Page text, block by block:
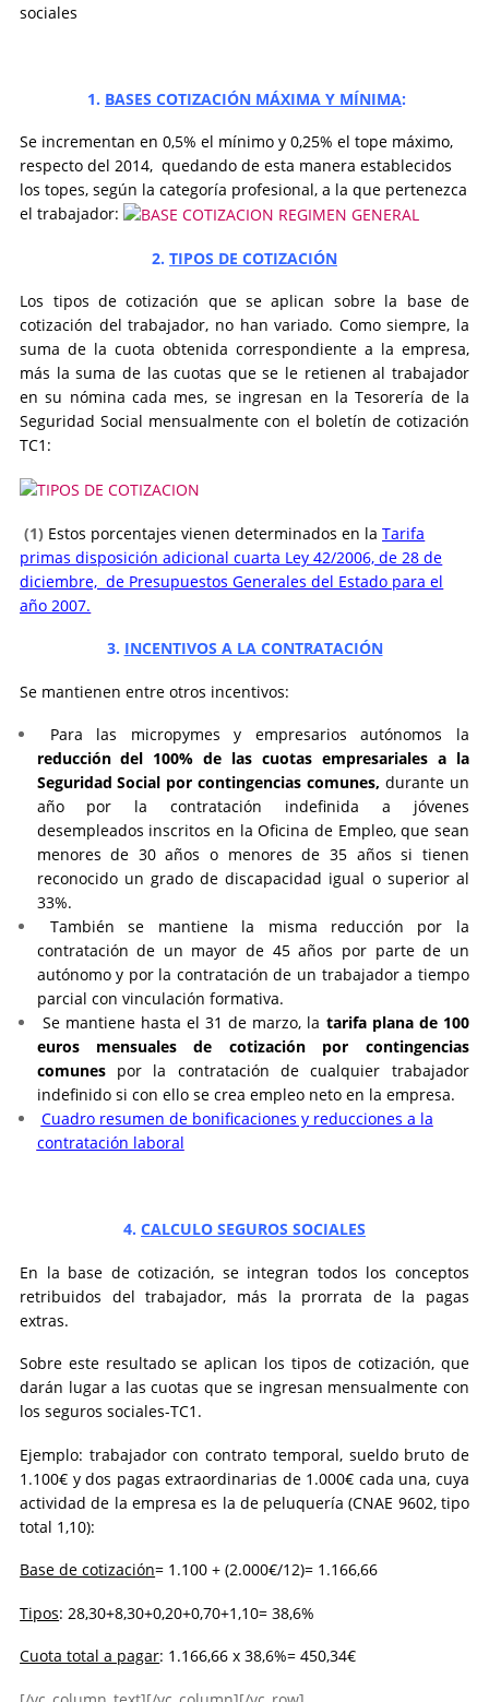
sociales
1. BASES COTIZACIÓN MÁXIMA Y MÍNIMA:
Se incrementan en 0,5% el mínimo y 0,25% el tope máximo,
respecto del 2014, quedando de esta manera establecidos
los topes, según la categoría profesional, a la que pertenezca
el trabajador:
2. TIPOS DE COTIZACIÓN
Los tipos de cotización que se aplican sobre la base de
cotización del trabajador, no han variado. Como siempre, la
suma de la cuota obtenida correspondiente a la empresa,
más la suma de las cuotas que se le retienen al trabajador
en su nómina cada mes, se ingresan en la Tesorería de la
Seguridad Social mensualmente con el boletín de cotización
TC1:
(1) Estos porcentajes vienen determinados en laTarifa
primas disposición adicional cuarta Ley 42/2006, de 28 de
diciembre, de Presupuestos Generales del Estado para el
año 2007.
3. INCENTIVOS A LA CONTRATACIÓN
Se mantienen entre otros incentivos:
Para las micropymes y empresarios autónomos la
reducción del 100% de las cuotas empresariales a la
Seguridad Social por contingencias comunes, durante un
año por la contratación indefinida a jóvenes
desempleados inscritos en la Oficina de Empleo, que sean
menores de 30 años o menores de 35 años si tienen
reconocido un grado de discapacidad igual o superior al
33%.
También se mantiene la misma reducción por la
contratación de un mayor de 45 años por parte de un
autónomo y por la contratación de un trabajador a tiempo
parcial con vinculación formativa.
Se mantiene hasta el 31 de marzo, la tarifa plana de 100
euros mensuales de cotización por contingencias
comunespor la contratación de cualquier trabajador
indefinido si con ello se crea empleo neto en la empresa.
Cuadro resumen de bonificaciones y reducciones a la
contratación laboral
4. CALCULO SEGUROS SOCIALES
En la base de cotización, se integran todos los conceptos
retribuidos del trabajador, más la prorrata de la pagas
extras.
Sobre este resultado se aplican los tipos de cotización, que
darán lugar a las cuotas que se ingresan mensualmente con
los seguros sociales-TC1.
Ejemplo: trabajador con contrato temporal, sueldo bruto de
1.100€ y dos pagas extraordinarias de 1.000€ cada una, cuya
actividad de la empresa es la de peluquería (CNAE 9602, tipo
total 1,10):
Base de cotización= 1.100 + (2.000€/12)= 1.166,66
Tipos: 28,30+8,30+0,20+0,70+1,10= 38,6%
Cuota total a pagar: 1.166,66 x 38,6%= 450,34€